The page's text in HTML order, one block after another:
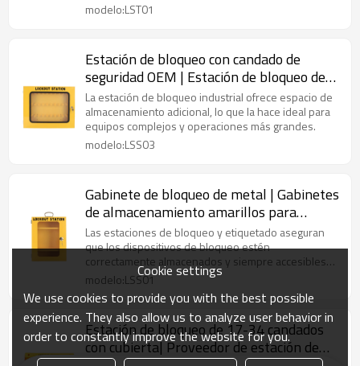
modelo:LST01
Estación de bloqueo con candado de
seguridad OEM | Estación de bloqueo de
candados de gestión de seguridad
duradera industrial｜Fabricación de OEM
ODM de Lita
La estación de bloqueo industrial ofrece espacio de
almacenamiento adicional, lo que la hace ideal para
equipos complejos y operaciones más grandes.
modelo:LSS03
Gabinete de bloqueo de metal | Gabinetes
de almacenamiento amarillos para
bloqueo y etiquetado | Fabricación de
cerraduras Lita en China
Las estaciones de bloqueo y etiquetado aseguran
que los dispositivos de bloqueo estén
correctamente almacenados y siempre accesibles
cuando sea necesario.
modelo:LSS01
Estación de bloqueo de 17-34 candados
con cubierta| Proveedor de estación de
Cookie settings
We use cookies to provide you with the best possible
experience. They also allow us to analyze user behavior in
order to constantly improve the website for you.